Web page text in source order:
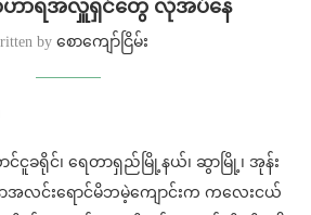
ာရအလှူရှင်တွေ လိုအပ်နေ
by စောကျော်ငြိမ်း
င်ငူခရိုင်၊ ရေတာရှည်မြို့နယ်၊ ဆွာမြို့၊ အုန်း
အလင်းရောင်မိဘမဲ့ကျောင်းက ကလေးငယ်